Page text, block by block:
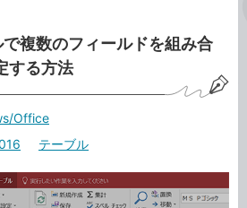
複数のフィールドを組み合
する方法
Office
テーブル